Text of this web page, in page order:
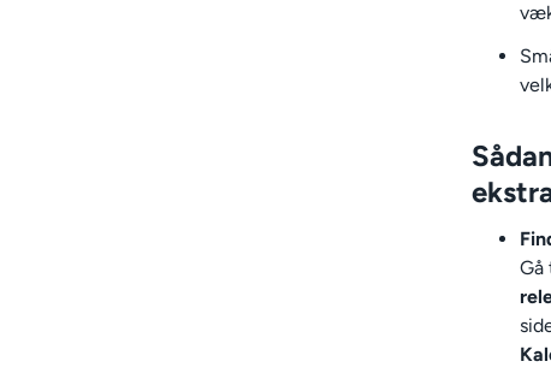
Gå